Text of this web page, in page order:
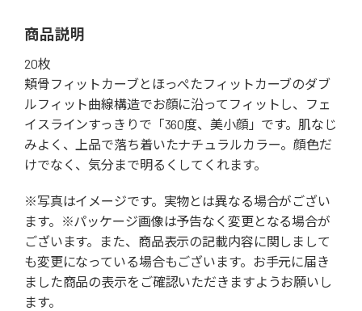
商品説明
20枚
頬骨フィットカーブとほっぺたフィットカーブのダブ
ルフィット曲線構造でお顔に沿ってフィットし、フェ
イスラインすっきりで「360度、美小顔」です。肌なじ
みよく、上品で落ち着いたナチュラルカラー。顔色だ
けでなく、気分まで明るくしてくれます。
※写真はイメージです。実物とは異なる場合がござい
ます。※パッケージ画像は予告なく変更となる場合が
ございます。また、商品表示の記載内容に関しまして
も変更になっている場合もございます。お手元に届き
ました商品の表示をご確認いただきますようお願いし
ます。